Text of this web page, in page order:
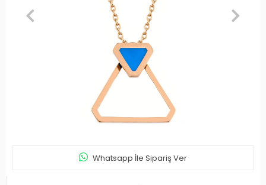
Whatsapp İle Sipariş Ver